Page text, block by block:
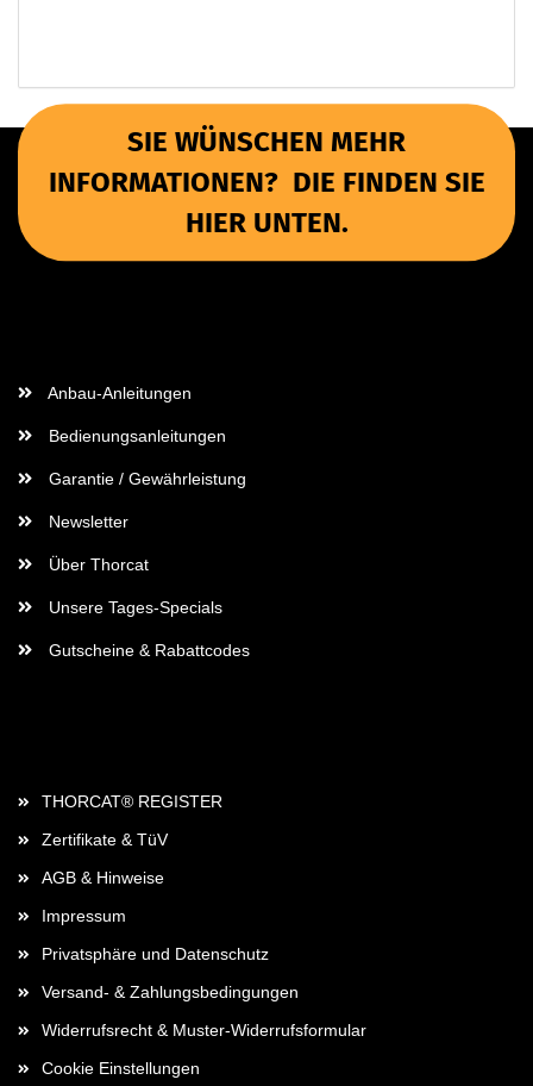
SIE WÜNSCHEN MEHR
INFORMATIONEN? DIE FINDEN SIE
HIER UNTEN.
Anbau-Anleitungen
Bedienungsanleitungen
Garantie / Gewährleistung
Newsletter
Über Thorcat
Unsere Tages-Specials
Gutscheine & Rabattcodes
THORCAT® REGISTER
Zertifikate & TüV
AGB & Hinweise
Impressum
Privatsphäre und Datenschutz
Versand- & Zahlungsbedingungen
Widerrufsrecht & Muster-Widerrufsformular
Cookie Einstellungen